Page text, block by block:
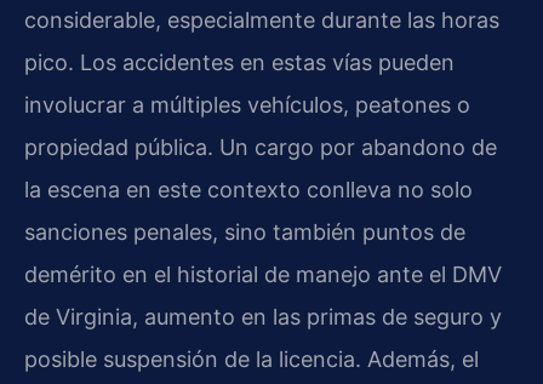
considerable, especialmente durante las horas
pico. Los accidentes en estas vías pueden
involucrar a múltiples vehículos, peatones o
propiedad pública. Un cargo por abandono de
la escena en este contexto conlleva no solo
sanciones penales, sino también puntos de
demérito en el historial de manejo ante el DMV
de Virginia, aumento en las primas de seguro y
posible suspensión de la licencia. Además, el